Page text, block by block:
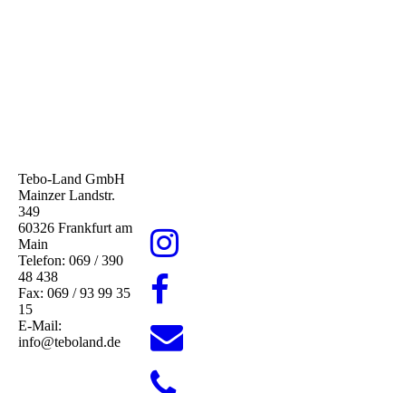
Tebo-Land GmbH
Mainzer Landstr.
349
60326 Frankfurt am
Main
Telefon: 069 / 390
48 438
Fax: 069 / 93 99 35
15
E-Mail:
info@teboland.de